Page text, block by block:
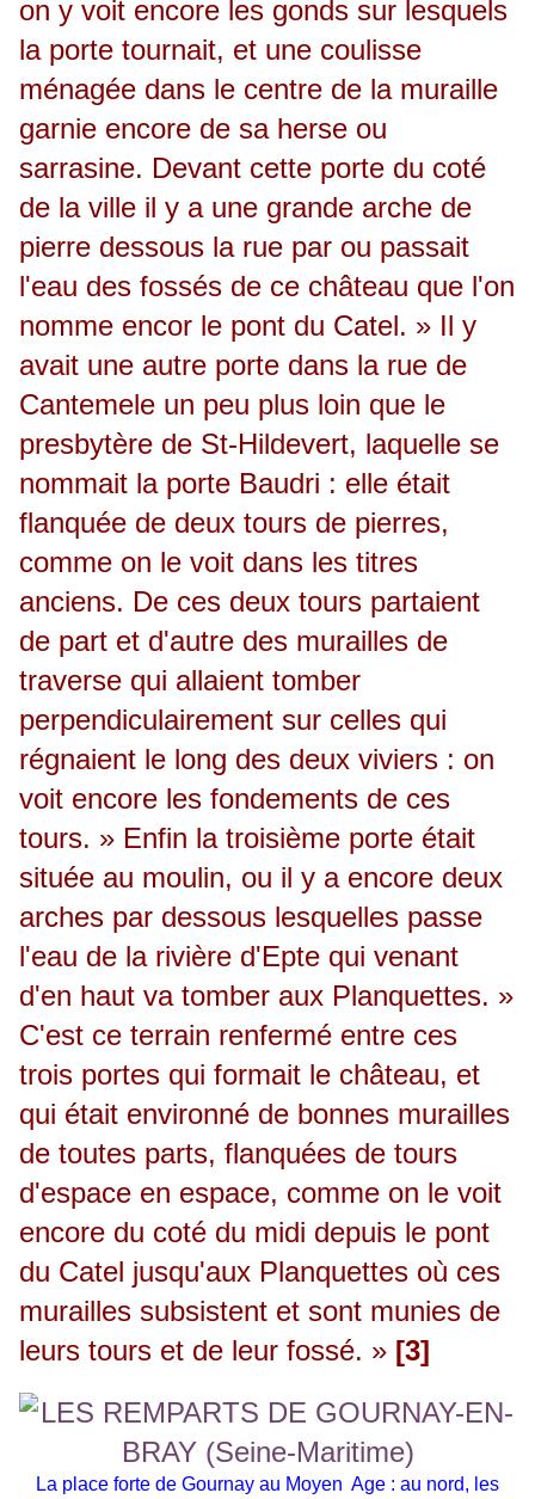
on y voit encore les gonds sur lesquels
la porte tournait, et une coulisse
ménagée dans le centre de la muraille
garnie encore de sa herse ou
sarrasine. Devant cette porte du coté
de la ville il y a une grande arche de
pierre dessous la rue par ou passait
l'eau des fossés de ce château que l'on
nomme encor le pont du Catel. » Il y
avait une autre porte dans la rue de
Cantemele un peu plus loin que le
presbytère de St-Hildevert, laquelle se
nommait la porte Baudri : elle était
flanquée de deux tours de pierres,
comme on le voit dans les titres
anciens. De ces deux tours partaient
de part et d'autre des murailles de
traverse qui allaient tomber
perpendiculairement sur celles qui
régnaient le long des deux viviers : on
voit encore les fondements de ces
tours. » Enfin la troisième porte était
située au moulin, ou il y a encore deux
arches par dessous lesquelles passe
l'eau de la rivière d'Epte qui venant
d'en haut va tomber aux Planquettes. »
C'est ce terrain renfermé entre ces
trois portes qui formait le château, et
qui était environné de bonnes murailles
de toutes parts, flanquées de tours
d'espace en espace, comme on le voit
encore du coté du midi depuis le pont
du Catel jusqu'aux Planquettes où ces
murailles subsistent et sont munies de
leurs tours et de leur fossé. » [3]
La place forte de Gournay au Moyen Age : au nord, les